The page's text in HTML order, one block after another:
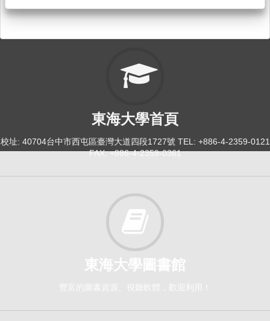
東海大學首頁
校址: 40704台中市西屯區臺灣大道四段1727號 TEL: +886-4-2359-0121
FAX: +886-4-2359-0361
東海大學圖書館
豐富的圖書資源、視聽軟體，歡迎利用！